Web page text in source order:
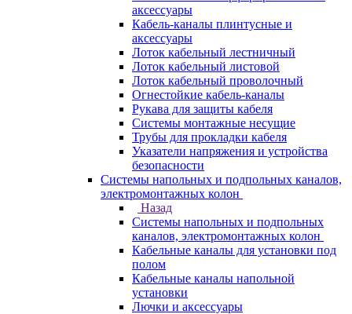
аксессуары
Кабель-каналы плинтусные и
аксессуары
Лоток кабельный лестничный
Лоток кабельный листовой
Лоток кабельный проволочный
Огнестойкие кабель-каналы
Рукава для защиты кабеля
Системы монтажные несущие
Трубы для прокладки кабеля
Указатели напряжения и устройства
безопасности
Системы напольных и подпольных каналов,
электромонтажных колон
Назад
Системы напольных и подпольных
каналов, электромонтажных колон
Кабельные каналы для установки под
полом
Кабельные каналы напольной
установки
Лючки и аксессуары